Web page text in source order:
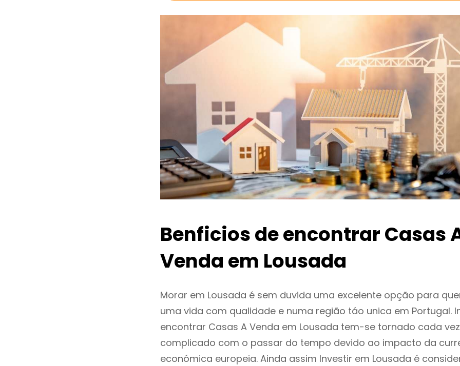
Benficios de encontrar Casas
Venda em Lousada
Morar em Lousada é sem duvida uma excelente opção para
uma vida com qualidade e numa região táo unica em Portugal.
encontrar Casas A Venda em Lousada tem-se tornado cada
complicado com o passar do tempo devido ao impacto da
económica europeia. Ainda assim Investir em Lousada é